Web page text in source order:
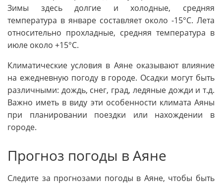
Зимы здесь долгие и холодные, средняя
температура в январе составляет около -15°C. Лета
относительно прохладные, средняя температура в
июле около +15°C.
Климатические условия в Аяне оказывают влияние
на ежедневную погоду в городе. Осадки могут быть
различными: дождь, снег, град, ледяные дожди и т.д.
Важно иметь в виду эти особенности климата Аяны
при планировании поездки или нахождении в
городе.
Прогноз погоды в Аяне
Следите за прогнозами погоды в Аяне, чтобы быть